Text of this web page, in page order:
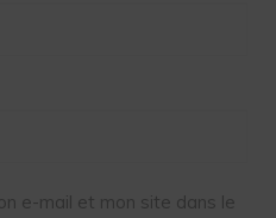
e-mail et mon site dans le